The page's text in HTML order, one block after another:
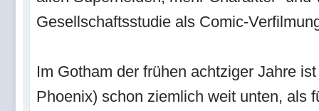
Gesellschaftsstudie als Comic-
Im Gotham der frühen achtziger Jahre
Phoenix) schon ziemlich weit unten, als